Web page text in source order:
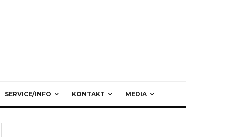
SERVICE/INFO KONTAKT MEDIA